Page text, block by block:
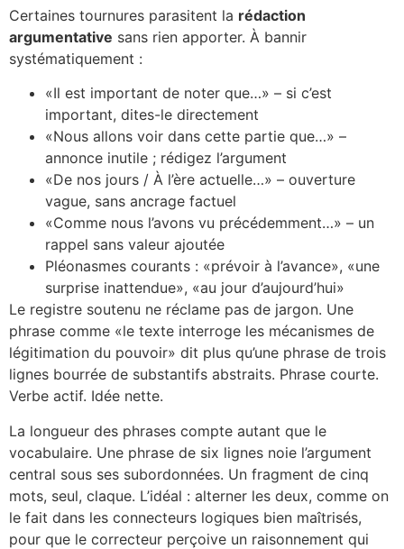
Certaines tournures parasitent la rédaction
argumentative sans rien apporter. À bannir
systématiquement :
«Il est important de noter que…» – si c’est
important, dites-le directement
«Nous allons voir dans cette partie que…» –
annonce inutile ; rédigez l’argument
«De nos jours / À l’ère actuelle…» – ouverture
vague, sans ancrage factuel
«Comme nous l’avons vu précédemment…» – un
rappel sans valeur ajoutée
Pléonasmes courants : «prévoir à l’avance», «une
surprise inattendue», «au jour d’aujourd’hui»
Le registre soutenu ne réclame pas de jargon. Une
phrase comme «le texte interroge les mécanismes de
légitimation du pouvoir» dit plus qu’une phrase de trois
lignes bourrée de substantifs abstraits. Phrase courte.
Verbe actif. Idée nette.
La longueur des phrases compte autant que le
vocabulaire. Une phrase de six lignes noie l’argument
central sous ses subordonnées. Un fragment de cinq
mots, seul, claque. L’idéal : alterner les deux, comme on
le fait dans les connecteurs logiques bien maîtrisés,
pour que le correcteur perçoive un raisonnement qui